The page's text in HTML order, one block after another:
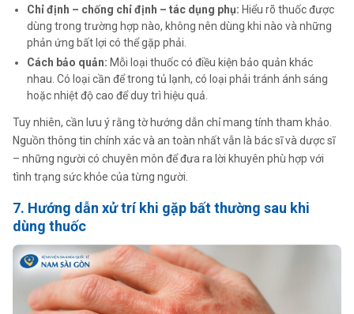
Chỉ định – chống chỉ định – tác dụng phụ: Hiểu rõ thuốc được
dùng trong trường hợp nào, không nên dùng khi nào và những
phản ứng bất lợi có thể gặp phải.
Cách bảo quản: Mỗi loại thuốc có điều kiện bảo quản khác
nhau. Có loại cần để trong tủ lạnh, có loại phải tránh ánh sáng
hoặc nhiệt độ cao để duy trì hiệu quả.
Tuy nhiên, cần lưu ý rằng tờ hướng dẫn chỉ mang tính tham khảo.
Nguồn thông tin chính xác và an toàn nhất vẫn là bác sĩ và dược sĩ
– những người có chuyên môn để đưa ra lời khuyên phù hợp với
tình trạng sức khỏe của từng người.
7. Hướng dẫn xử trí khi gặp bất thường sau khi
dùng thuốc